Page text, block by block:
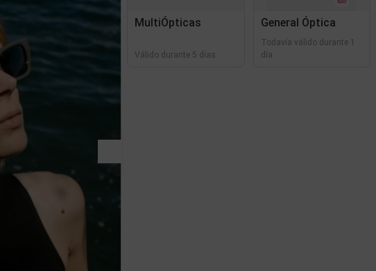
MultiÓpticas
Válido durante 5 días
General Óptica
Todavía válido durante 1
día